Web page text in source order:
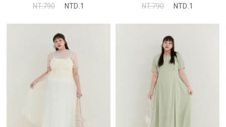
NT.790
NTD.1
NT.790
NTD.1